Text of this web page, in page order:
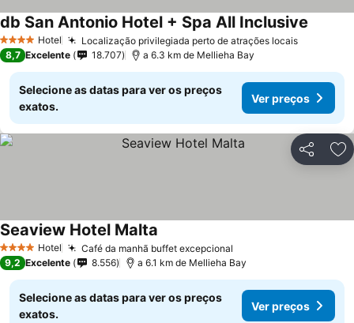
4 EstrelasHotel Localização privilegiada perto de atrações locais
db San Antonio Hotel + Spa All Inclusive
8,7 Excelente 18.707 a 6.3 km de Mellieha Bay
Selecione as datas para ver os preços
exatos.
Ver preços
Partilhar
4 EstrelasHotel Café da manhã buffet excepcional
Seaview Hotel Malta
9,2 Excelente 8.556 a 6.1 km de Mellieha Bay
Selecione as datas para ver os preços
exatos.
Ver preços